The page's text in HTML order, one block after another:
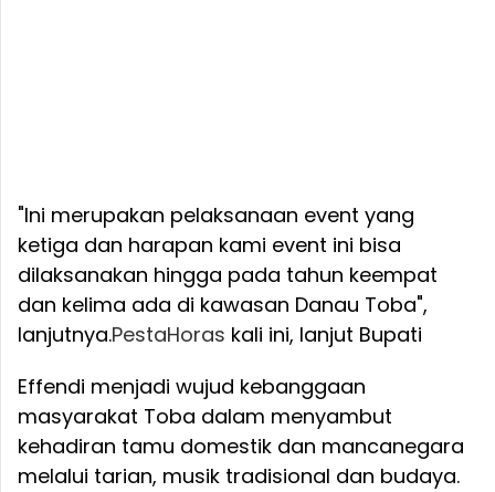
"Ini merupakan pelaksanaan event yang
ketiga dan harapan kami event ini bisa
dilaksanakan hingga pada tahun keempat
dan kelima ada di kawasan Danau Toba",
lanjutnya.PestaHoras kali ini, lanjut Bupati
Effendi menjadi wujud kebanggaan
masyarakat Toba dalam menyambut
kehadiran tamu domestik dan mancanegara
melalui tarian, musik tradisional dan budaya.